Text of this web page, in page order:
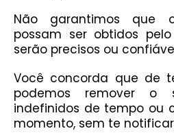
Não garantimos que
possam ser obtidos
serão precisos ou
Você concorda que de
podemos remover o
indefinidos de tempo ou
momento, sem te